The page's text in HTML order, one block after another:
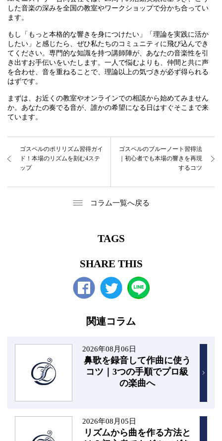
した音楽の深みを全国の教室やワークショップで分かち合ってい
ます。
もし「もっと本格的な響きを身につけたい」「理論を実践に活か
したい」と感じたら、ぜひ私たちのコミュニティに飛び込んでき
てください。専門的な知識を持つ講師陣が、あなたの音楽性を引
き出すお手伝いをいたします。一人で悩むよりも、仲間と共に声
を合わせ、音を重ねることで、理論以上の気づきが必ず得られる
はずです。
まずは、お近くの教室やオンラインでの相談から始めてみません
か。あなたの奏でる音が、誰かの希望になる日はすぐそこまで来
ています。
ゴスペルのポリリズム習得ガイ
ド！本場のリズムを刻む4ステ
ップ
ゴスペルのブルーノート習得法
｜初心者でも本場の響きを再現
するコツ
コラム一覧へ戻る
TAGS
SHARE THIS
関連コラム
2026年08月06日
鼻歌を録音して作曲に使う
コツ｜3つの手順でプロ級
の楽曲へ
2026年08月05日
リズムから曲を作る方法と